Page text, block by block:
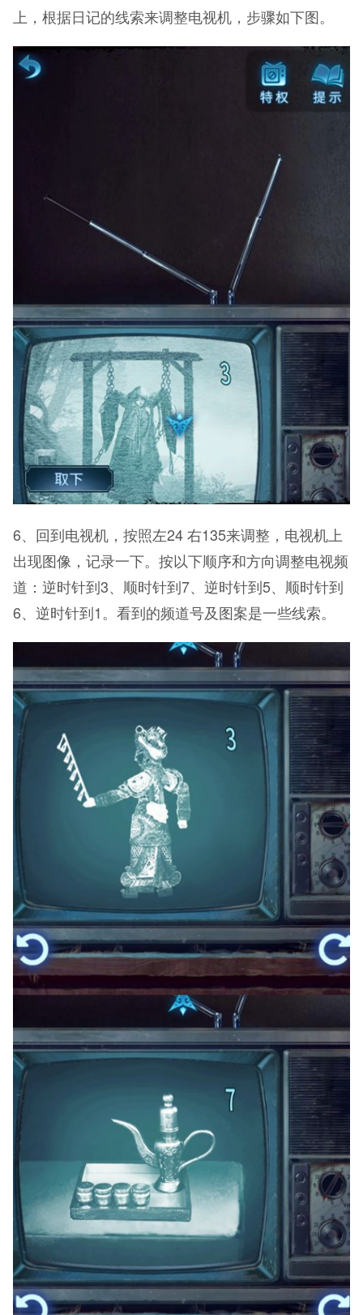
上，根据日记的线索来调整电视机，步骤如下图。
6、回到电视机，按照左24 右135来调整，电视机上
出现图像，记录一下。按以下顺序和方向调整电视频
道：逆时针到3、顺时针到7、逆时针到5、顺时针到
6、逆时针到1。看到的频道号及图案是一些线索。